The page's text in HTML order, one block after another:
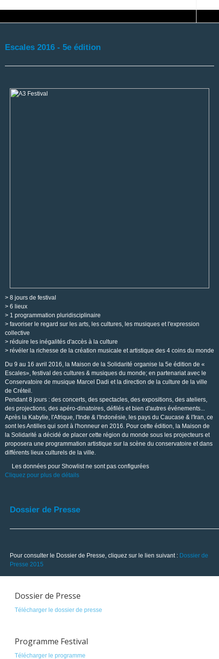
Escales 2016 - 5e édition
> 8 jours de festival
> 6 lieux
> 1 programmation pluridisciplinaire
> favoriser le regard sur les arts, les cultures, les musiques et l'expression
collective
> réduire les inégalités d'accès à la culture
> révéler la richesse de la création musicale et artistique des 4 coins du monde
Du 9 au 16 avril 2016, la Maison de la Solidarité organise la 5e édition de «
Escales», festival des cultures & musiques du monde; en partenariat avec le
Conservatoire de musique Marcel Dadi et la direction de la culture de la ville
de Créteil.
Pendant 8 jours : des concerts, des spectacles, des expositions, des ateliers,
des projections, des apéro-dinatoires, défilés et bien d'autres événements...
Après la Kabylie, l'Afrique, l'Inde & l'Indonésie, les pays du Caucase & l'Iran, ce
sont les Antilles qui sont à l'honneur en 2016. Pour cette édition, la Maison de
la Solidarité a décidé de placer cette région du monde sous les projecteurs et
proposera une programmation artistique sur la scène du conservatoire et dans
différents lieux culturels de la ville.
Les données pour Showlist ne sont pas configurées
Cliquez pour plus de détails
Dossier de Presse
Pour consulter le Dossier de Presse, cliquez sur le lien suivant : Dossier de
Presse 2015
Dossier de Presse
Télécharger le dossier de presse
Programme Festival
Télécharger le programme